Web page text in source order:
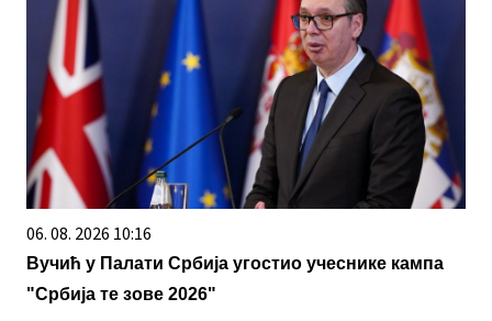
06. 08. 2026 10:16
Вучић у Палати Србија угостио учеснике кампа
"Србија те зове 2026"